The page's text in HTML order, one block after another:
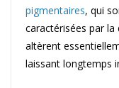
pigmentaires, qui
caractérisées par
altèrent
laissant longtemps